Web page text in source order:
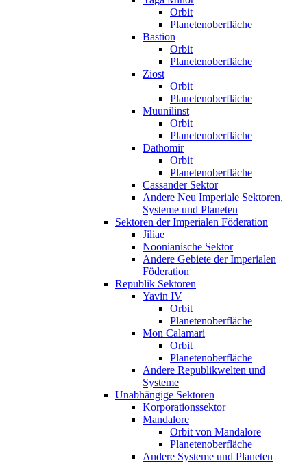
Orbit
Planetenoberfläche
Bastion
Orbit
Planetenoberfläche
Ziost
Orbit
Planetenoberfläche
Muunilinst
Orbit
Planetenoberfläche
Dathomir
Orbit
Planetenoberfläche
Cassander Sektor
Andere Neu Imperiale Sektoren,
Systeme und Planeten
Sektoren der Imperialen Föderation
Jiliae
Noonianische Sektor
Andere Gebiete der Imperialen
Föderation
Republik Sektoren
Yavin IV
Orbit
Planetenoberfläche
Mon Calamari
Orbit
Planetenoberfläche
Andere Republikwelten und
Systeme
Unabhängige Sektoren
Korporationssektor
Mandalore
Orbit von Mandalore
Planetenoberfläche
Andere Systeme und Planeten